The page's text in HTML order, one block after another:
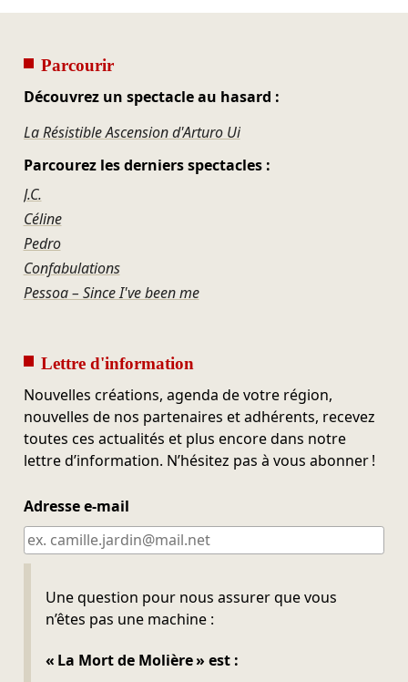
Parcourir
Découvrez un spectacle au hasard :
La Résistible Ascension d'Arturo Ui
Parcourez les derniers spectacles :
J.C.
Céline
Pedro
Confabulations
Pessoa – Since I've been me
Lettre d'information
Nouvelles créations, agenda de votre région,
nouvelles de nos partenaires et adhérents, recevez
toutes ces actualités et plus encore dans notre
lettre d’information. N’hésitez pas à vous abonner !
Adresse e-mail
Une question pour nous assurer que vous
n’êtes pas une machine :
« La Mort de Molière » est :
Ne pas remplir